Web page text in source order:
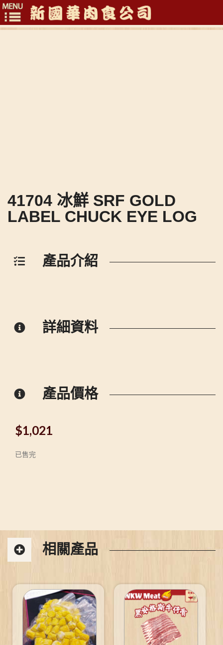
Toggle
41704 冰鮮 SRF GOLD
LABEL CHUCK EYE LOG
產品介紹
詳細資料
產品價格
$1,021
已售完
相關產品